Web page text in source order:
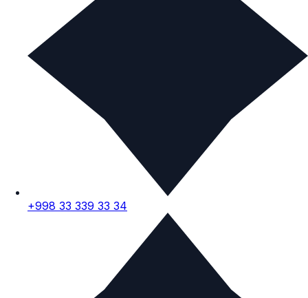
+998 33 339 33 34